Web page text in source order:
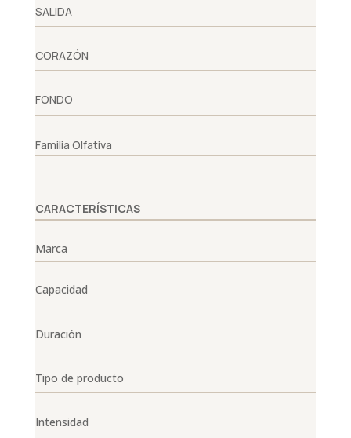
SALIDA
CORAZÓN
FONDO
Familia Olfativa
CARACTERÍSTICAS
Marca
Capacidad
Duración
Tipo de producto
Intensidad